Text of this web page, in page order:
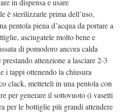
in dispensa e usare
è sterilizzarle prima dell’uso,
pentola piena d’acqua da portare a
asciugatele molto bene e
di pomodoro ancora calda
prestando attenzione a lasciare 2-3
i tappi ottenendo la chiusura
clack, metteteli in una pentola con
per generare il sottovuoto (i vasetti
per le bottiglie più grandi attendere